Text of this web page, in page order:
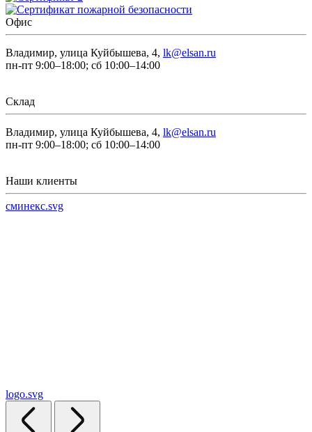
Офис
Владимир, улица Куйбышева, 4, lk@elsan.ru
пн-пт 9:00–18:00; сб 10:00–14:00
Склад
Владимир, улица Куйбышева, 4, lk@elsan.ru
пн-пт 9:00–18:00; сб 10:00–14:00
Наши клиенты
сминекс.svg
logo.svg